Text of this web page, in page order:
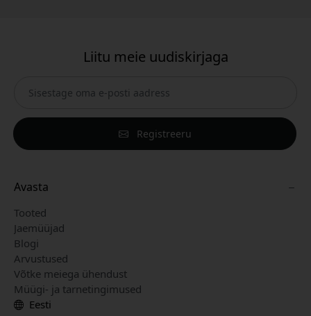
Liitu meie uudiskirjaga
Registreeru
Avasta
Tooted
Jaemüüjad
Blogi
Arvustused
Võtke meiega ühendust
Müügi- ja tarnetingimused
Eesti